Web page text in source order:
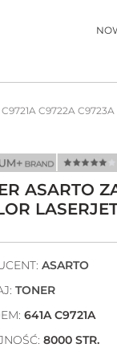
C9722A
ASARTO
ASARTO
TONER
641A C9721A
8000 STR.